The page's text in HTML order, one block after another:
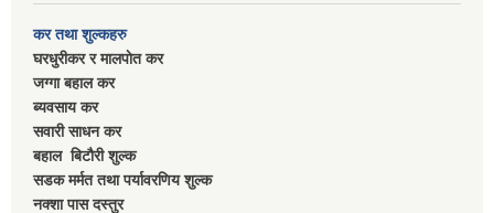
कर तथा शुल्कहरु
घरधुरीकर र मालपाेत कर
जग्गा बहाल कर
ब्यवसाय कर
सवारी साधन कर
बहाल बिटाैरी शुल्क
सडक मर्मत तथा पर्यावरणिय शुल्क
नक्शा पास दस्तुर